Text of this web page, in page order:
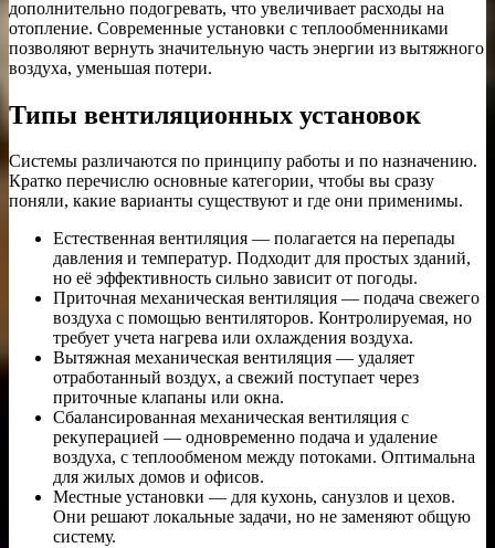
дополнительно подогревать, что увеличивает расходы на
отопление. Современные установки с теплообменниками
позволяют вернуть значительную часть энергии из вытяжного
воздуха, уменьшая потери.
Типы вентиляционных установок
Системы различаются по принципу работы и по назначению.
Кратко перечислю основные категории, чтобы вы сразу
поняли, какие варианты существуют и где они применимы.
Естественная вентиляция — полагается на перепады
давления и температур. Подходит для простых зданий,
но её эффективность сильно зависит от погоды.
Приточная механическая вентиляция — подача свежего
воздуха с помощью вентиляторов. Контролируемая, но
требует учета нагрева или охлаждения воздуха.
Вытяжная механическая вентиляция — удаляет
отработанный воздух, а свежий поступает через
приточные клапаны или окна.
Сбалансированная механическая вентиляция с
рекуперацией — одновременно подача и удаление
воздуха, с теплообменом между потоками. Оптимальна
для жилых домов и офисов.
Местные установки — для кухонь, санузлов и цехов.
Они решают локальные задачи, но не заменяют общую
систему.